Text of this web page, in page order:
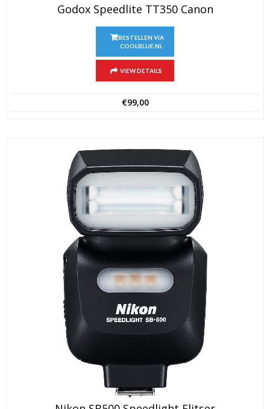
Godox Speedlite TT350 Canon
BESTELLEN VIA
COOLBLUE.NL
VIEW DETAILS
€99,00